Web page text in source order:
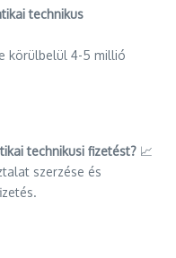
technikus
körülbelül 4-5 millió
technikusi fizetést? 📈
szerzése és